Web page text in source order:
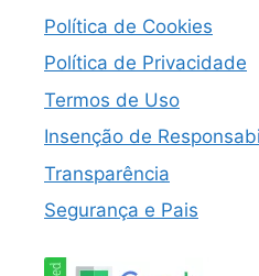
Política de Cookies
Política de Privacidade
Termos de Uso
Insenção de
Transparência
Segurança e Pais